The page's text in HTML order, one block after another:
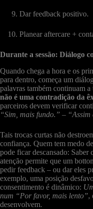
Dar feedback positivo.
Planear aftercare +
Durante a sessão: Diálogo
Quando chega a hora e os
para dentro, começa um
palavras também continuam a
não é uma contradição da
parceiros devem verificar
“Sim, mais fundo.” – “Assim
Tais trocas curtas não
confiança. Quem tem medo
pode ficar descansado: Saber
atenção permite que um
pedir feedback – ou dar eles
exemplo, uma posição
consentimento é dinâmico:
num “Por favor, mais lento”,
desenvolvem.